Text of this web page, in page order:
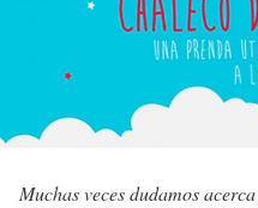
Muchas veces dudamos